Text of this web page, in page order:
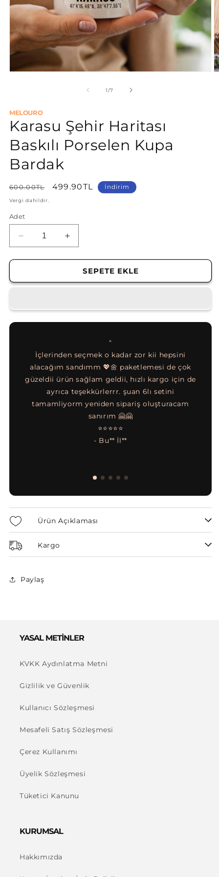
2
1//7
MELOURO
Karasu Şehir Haritası
Baskılı Porselen Kupa
Bardak
Normal
fiyat
600.00TL
İndirimli
499.90TL İndirim
Vergi dahildir.
Adet
Karasu
Şehir
Haritası
Porselen
için
adedi
Karasu
Şehir
Haritası
Baskılı
Porselen
için
adedi
SEPETE EKLE
"
İçlerinden seçmek o kadar zor kii hepsini
alacağım sandımm 💖🌼 paketlemesi de çok
güzeldii ürün sağlam geldii, hızlı kargo için de
ayrıca teşekkürlerrr. şuan 6lı setini
tamamliyorm yeniden sipariş oluşturacam
sanırım 🤗🤗
⭐⭐⭐⭐⭐
- Bu** İl**
Ürün Açıklaması
Kargo
Paylaş
YASAL METİNLER
KVKK Aydınlatma Metni
Gizlilik ve Güvenlik
Kullanıcı Sözleşmesi
Mesafeli Satış Sözleşmesi
Çerez Kullanımı
Üyelik Sözleşmesi
Tüketici Kanunu
KURUMSAL
Hakkımızda